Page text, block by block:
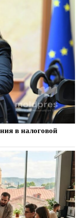
в налоговой